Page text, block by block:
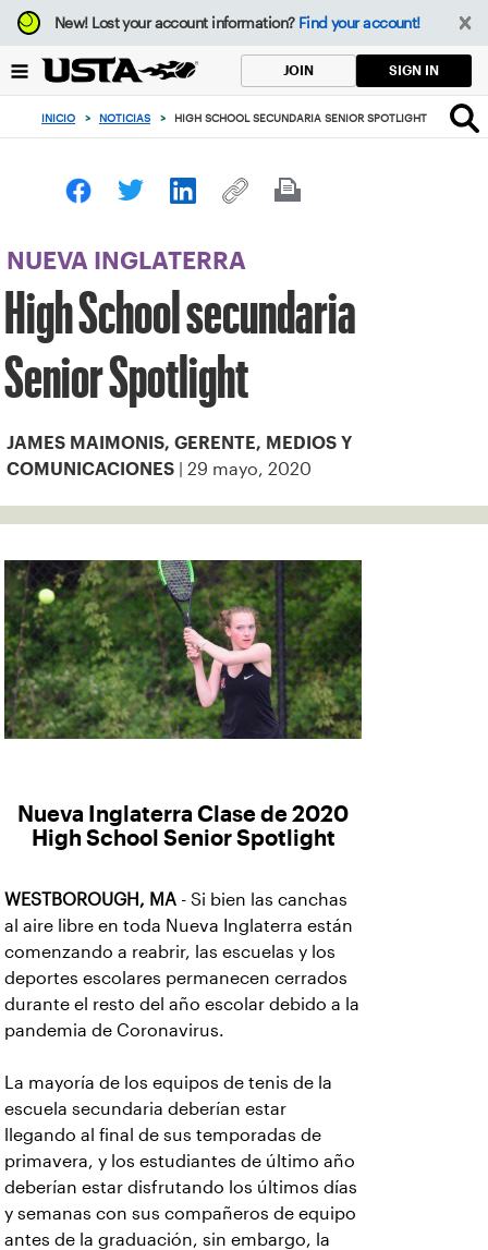
Enfoque
desde
botón
volver
principio
New!Lost your account information? Find your account!
JOIN SIGN IN
INICIO > NOTICIAS > HIGH SCHOOL SECUNDARIA SENIOR SPOTLIGHT
NUEVA INGLATERRA
High School secundaria
Senior Spotlight
JAMES MAIMONIS, GERENTE, MEDIOS Y
COMUNICACIONES | 29 mayo, 2020
Nueva Inglaterra Clase de 2020
High School Senior Spotlight
WESTBOROUGH, MA - Si bien las canchas
al aire libre en toda Nueva Inglaterra están
comenzando a reabrir, las escuelas y los
deportes escolares permanecen cerrados
durante el resto del año escolar debido a la
pandemia de Coronavirus.
La mayoría de los equipos de tenis de la
escuela secundaria deberían estar
llegando al final de sus temporadas de
primavera, y los estudiantes de último año
deberían estar disfrutando los últimos días
y semanas con sus compañeros de equipo
antes de la graduación, sin embargo, la